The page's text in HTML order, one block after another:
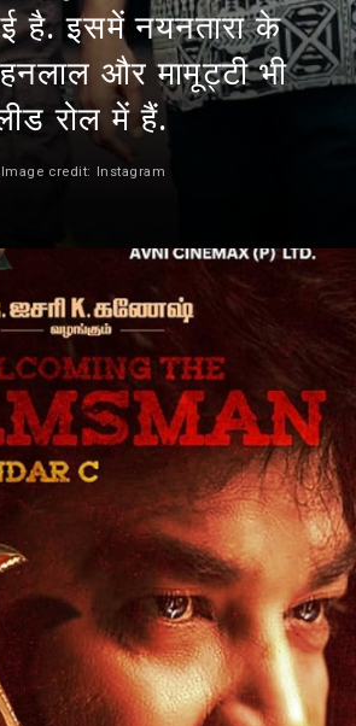
Image credit: Instagram
है. इसमें नयनतारा के
और मामूट्टी भी
रोल में हैं.